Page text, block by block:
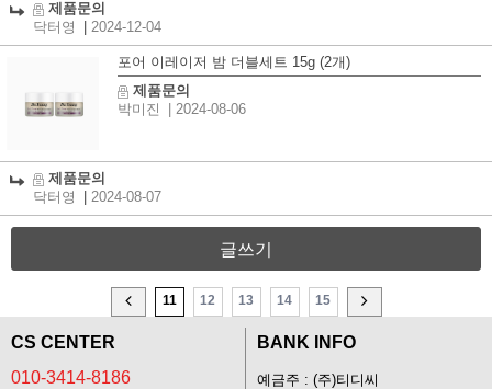
제품문의
닥터영
2024-12-04
포어 이레이저 밤 더블세트 15g (2개)
제품문의
박미진
| 2024-08-06
제품문의
닥터영
2024-08-07
글쓰기
11 12 13 14 15
CS CENTER
010-3414-8186
BANK INFO
예금주 : (주)티디씨